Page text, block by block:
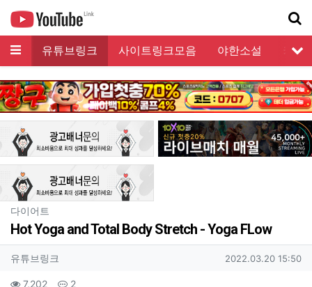
메뉴 유튜브링크 사이트링크모음 야한소설
커뮤
다이어트
Hot Yoga and Total Body Stretch - Yoga FLow
작성자 정보
유튜브링크 작성일
2022.03.20 15:50
7,202조회 2댓글